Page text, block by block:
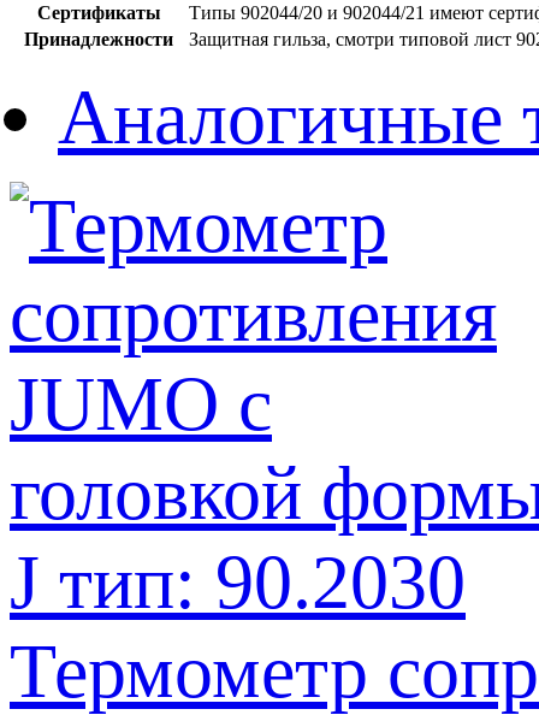
Сертификаты
Типы 902044/20 и 902044/21 имеют
Принадлежности
Защитная гильза, смотри типовой лист
Аналогичные
Термометр